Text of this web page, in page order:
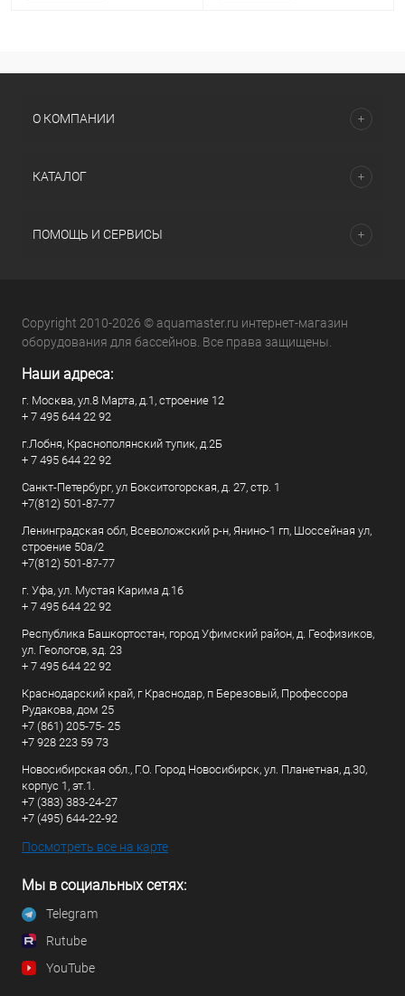
О КОМПАНИИ
КАТАЛОГ
ПОМОЩЬ И СЕРВИСЫ
Copyright 2010-2026 © aquamaster.ru интернет-магазин
оборудования для бассейнов. Все права защищены.
Наши адреса:
г. Москва, ул.8 Марта, д.1, строение 12
+ 7 495 644 22 92
г.Лобня, Краснополянский тупик, д.2Б
+ 7 495 644 22 92
Санкт-Петербург, ул Бокситогорская, д. 27, стр. 1
+7(812) 501-87-77
Ленинградская обл, Всеволожский р-н, Янино-1 гп, Шоссейная ул,
строение 50а/2
+7(812) 501-87-77
г. Уфа, ул. Мустая Карима д.16
+ 7 495 644 22 92
Республика Башкортостан, город Уфимский район, д. Геофизиков,
ул. Геологов, зд. 23
+ 7 495 644 22 92
Краснодарский край, г Краснодар, п Березовый, Профессора
Рудакова, дом 25
+7 (861) 205-75- 25
+7 928 223 59 73
Новосибирская обл., Г.О. Город Новосибирск, ул. Планетная, д.30,
корпус 1, эт.1.
+7 (383) 383-24-27
+7 (495) 644-22-92
Посмотреть все на карте
Мы в социальных сетях:
Telegram
Rutube
YouTube